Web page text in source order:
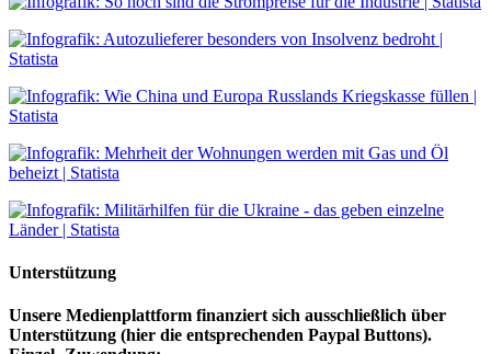
Unterstützung
Unsere Medienplattform finanziert sich ausschließlich über
Unterstützung (hier die entsprechenden Paypal Buttons).